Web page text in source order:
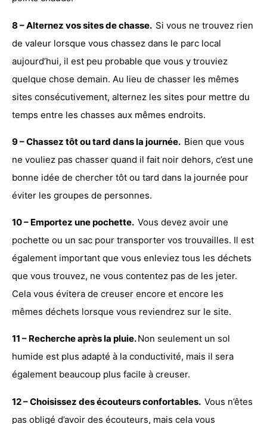
8 – Alternez vos sites de chasse. Si vous ne trouvez rien
de valeur lorsque vous chassez dans le parc local
aujourd’hui, il est peu probable que vous y trouviez
quelque chose demain. Au lieu de chasser les mêmes
sites consécutivement, alternez les sites pour mettre du
temps entre les chasses aux mêmes endroits.
9 – Chassez tôt ou tard dans la journée. Bien que vous
ne vouliez pas chasser quand il fait noir dehors, c’est une
bonne idée de chercher tôt ou tard dans la journée pour
éviter les groupes de personnes.
10 – Emportez une pochette. Vous devez avoir une
pochette ou un sac pour transporter vos trouvailles. Il est
également important que vous enleviez tous les déchets
que vous trouvez, ne vous contentez pas de les jeter.
Cela vous évitera de creuser encore et encore les
mêmes déchets lorsque vous reviendrez sur le site.
11 – Recherche après la pluie.Non seulement un sol
humide est plus adapté à la conductivité, mais il sera
également beaucoup plus facile à creuser.
12 – Choisissez des écouteurs confortables. Vous n’êtes
pas obligé d’avoir des écouteurs, mais cela vous